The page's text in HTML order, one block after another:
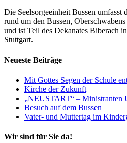
Die Seelsorgeeinheit Bussen umfasst
rund um den Bussen,
und ist Teil des Dekanates Biberach
Stuttgart.
Neueste Beiträge
Mit Gottes Segen der Schule
Kirche der Zukunft
„NEUSTART“ – Ministranten
Besuch auf dem Bussen
Vater- und Muttertag im
Wir sind für Sie da!